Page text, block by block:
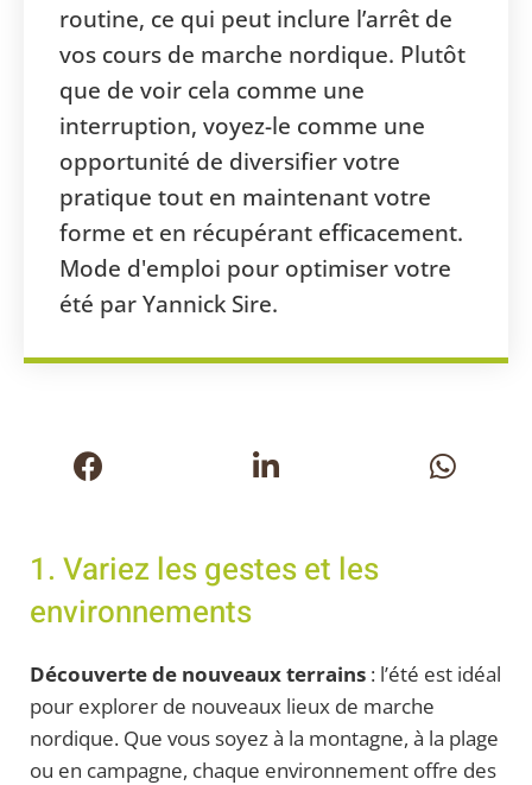
routine, ce qui peut inclure l’arrêt de
vos cours de marche nordique. Plutôt
que de voir cela comme une
interruption, voyez-le comme une
opportunité de diversifier votre
pratique tout en maintenant votre
forme et en récupérant efficacement.
Mode d'emploi pour optimiser votre
été par Yannick Sire.
1. Variez les gestes et les
environnements
Découverte de nouveaux terrains : l’été est idéal
pour explorer de nouveaux lieux de marche
nordique. Que vous soyez à la montagne, à la plage
ou en campagne, chaque environnement offre des